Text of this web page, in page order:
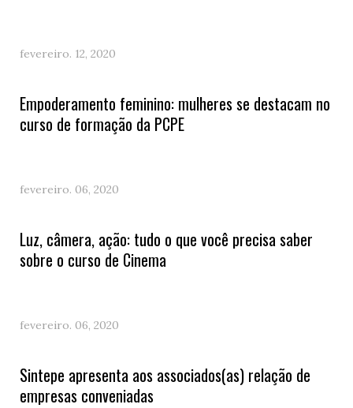
fevereiro. 12, 2020
Empoderamento feminino: mulheres se destacam no
curso de formação da PCPE
fevereiro. 06, 2020
Luz, câmera, ação: tudo o que você precisa saber
sobre o curso de Cinema
fevereiro. 06, 2020
Sintepe apresenta aos associados(as) relação de
empresas conveniadas